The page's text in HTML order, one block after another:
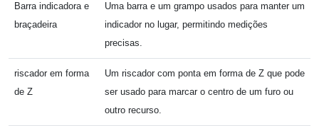
Barra indicadora e
braçadeira
Uma barra e um grampo usados ​​para manter um
indicador no lugar, permitindo medições
precisas.
riscador em forma
de Z
Um riscador com ponta em forma de Z que pode
ser usado para marcar o centro de um furo ou
outro recurso.